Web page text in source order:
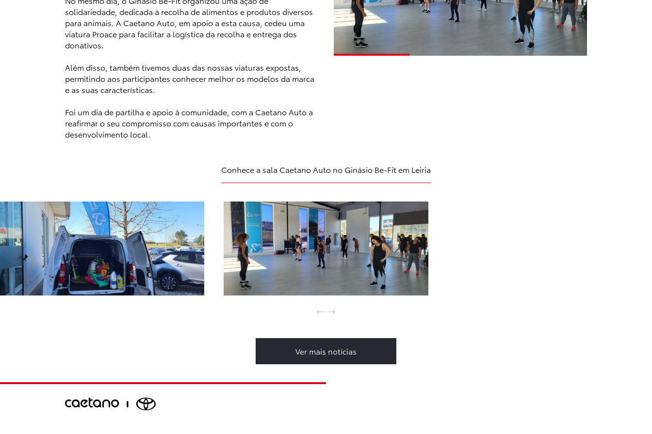
solidariedade, dedicada à recolha de alimentos e produtos diversos
para animais. A Caetano Auto, em apoio a esta causa, cedeu uma
viatura Proace para facilitar a logística da recolha e entrega dos
donativos.
Além disso, também tivemos duas das nossas viaturas expostas,
permitindo aos participantes conhecer melhor os modelos da marca
e as suas características.
Foi um dia de partilha e apoio à comunidade, com a Caetano Auto a
reafirmar o seu compromisso com causas importantes e com o
desenvolvimento local.
Conhece a sala Caetano Auto no Ginásio Be-Fit em Leiria
Ver mais notícias